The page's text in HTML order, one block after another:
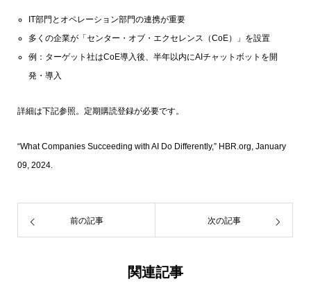
IT部門とオペレーション部門の連携が重要
多くの企業が「センター・オブ・エクセレンス（CoE）」を設置
例：ターゲット社はCoE導入後、半年以内にAIチャットボットを開
発・導入
詳細は下記参照。定期購読登録が必要です。
“What Companies Succeeding with AI Do Differently,” HBR.org, January
09, 2024.
前の記事 次の記事
関連記事